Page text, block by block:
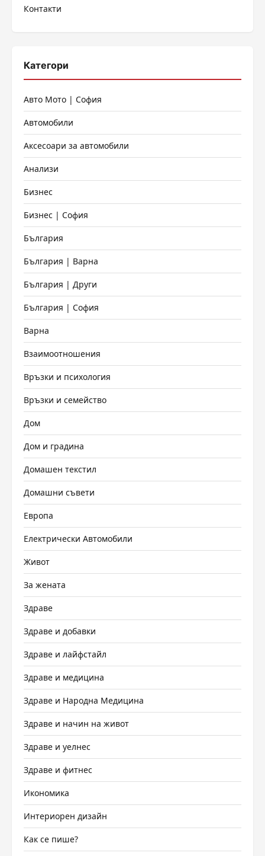
Контакти
Категори
Авто Мото | София
Автомобили
Аксесоари за автомобили
Анализи
Бизнес
Бизнес | София
България
България | Варна
България | Други
България | София
Варна
Взаимоотношения
Връзки и психология
Връзки и семейство
Дом
Дом и градина
Домашен текстил
Домашни съвети
Европа
Електрически Автомобили
Живот
За жената
Здраве
Здраве и добавки
Здраве и лайфстайл
Здраве и медицина
Здраве и Народна Медицина
Здраве и начин на живот
Здраве и уелнес
Здраве и фитнес
Икономика
Интериорен дизайн
Как се пише?